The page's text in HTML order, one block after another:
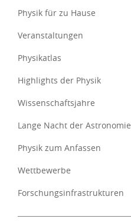
Physik für zu Hause
Veranstaltungen
Physikatlas
Highlights der Physik
Wissenschaftsjahre
Lange Nacht der Astronomie
Physik zum Anfassen
Wettbewerbe
Forschungsinfrastrukturen